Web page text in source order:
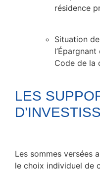
résidence
Situation
Code de la
LES
Les sommes versées
le choix individuel de